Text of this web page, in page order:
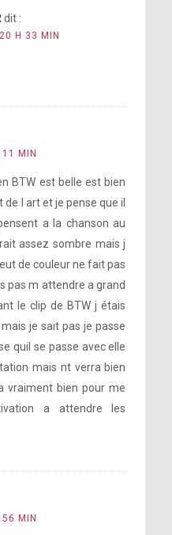
dit :
H 33 MIN
MIN
BTW est belle est bien
l art et je pense que il
a la chanson au
assez sombre mais j
de couleur ne fait pas
pas m attendre a grand
le clip de BTW j étais
je sait pas je passe
quil se passe avec elle
mais nt verra bien
vraiment bien pour me
a attendre les
MIN